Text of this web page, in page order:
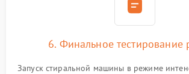
6. Финальное тестирование
Запуск стиральной машины в режиме